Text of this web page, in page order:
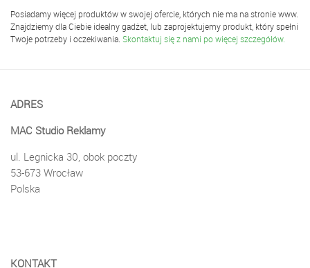
Posiadamy więcej produktów w swojej ofercie, których nie ma na stronie www.
Znajdziemy dla Ciebie idealny gadżet, lub zaprojektujemy produkt, który spełni
Twoje potrzeby i oczekiwania. Skontaktuj się z nami po więcej szczegółów.
ADRES
MAC Studio Reklamy
ul. Legnicka 30, obok poczty
53-673 Wrocław
Polska
KONTAKT